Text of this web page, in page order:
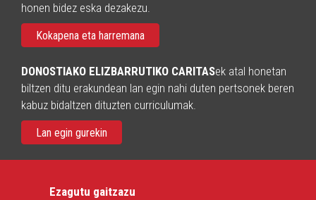
honen bidez eska dezakezu.
Kokapena eta harremana
DONOSTIAKO ELIZBARRUTIKO CARITASek atal honetan
biltzen ditu erakundean lan egin nahi duten pertsonek beren
kabuz bidaltzen dituzten curriculumak.
Lan egin gurekin
Ezagutu gaitzazu